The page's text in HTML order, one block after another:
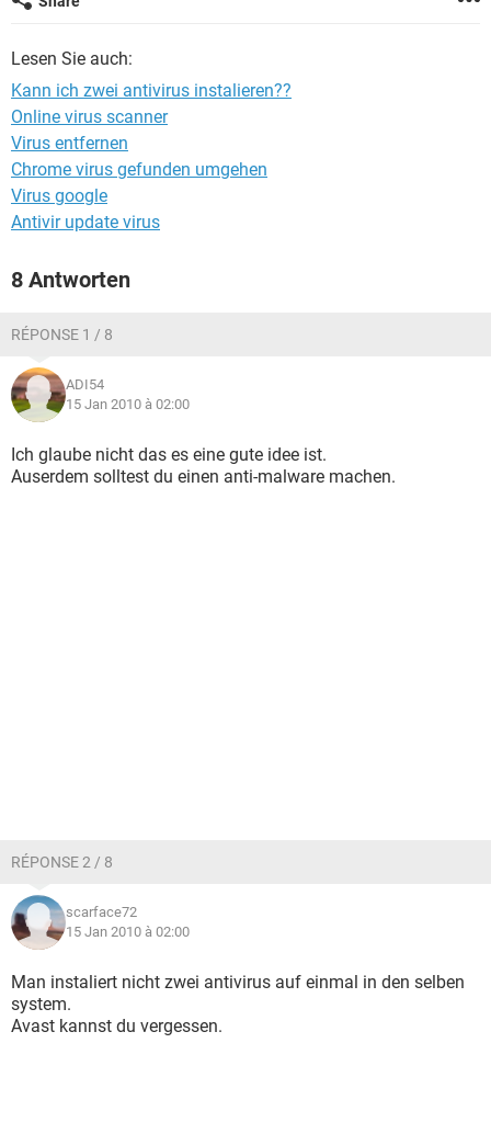
FACEBOOK
Lesen Sie auch:
Kann ich zwei antivirus instalieren??
Online virus scanner
Virus entfernen
Chrome virus gefunden umgehen
Virus google
Antivir update virus
8 Antworten
RÉPONSE 1 / 8
ADI54
15 Jan 2010 à 02:00
Ich glaube nicht das es eine gute idee ist.
Auserdem solltest du einen anti-malware machen.
RÉPONSE 2 / 8
scarface72
15 Jan 2010 à 02:00
Man instaliert nicht zwei antivirus auf einmal in den selben
system.
Avast kannst du vergessen.